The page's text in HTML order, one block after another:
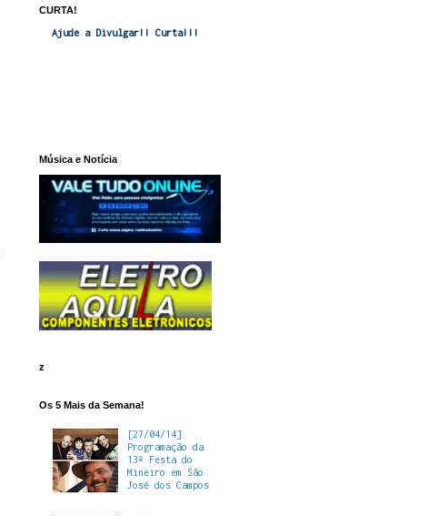
CURTA!
Ajude a Divulgar!! Curta!!!
Música e Notícia
z
Os 5 Mais da Semana!
[27/04/14]
Programação da
13ª Festa do
Mineiro em São
José dos Campos